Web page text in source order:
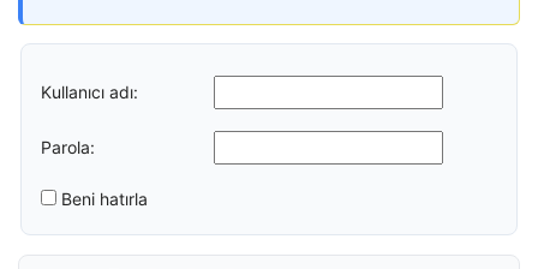
Kullanıcı adı:
Parola:
Beni hatırla